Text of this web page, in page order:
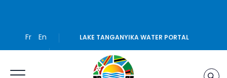
Fr En LAKE TANGANYIKA WATER PORTAL